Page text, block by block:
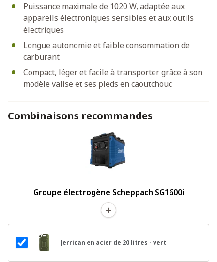
Puissance maximale de 1020 W, adaptée aux
appareils électroniques sensibles et aux outils
électriques
Longue autonomie et faible consommation de
carburant
Compact, léger et facile à transporter grâce à son
modèle valise et ses pieds en caoutchouc
Combinaisons recommandes
Groupe électrogène Scheppach SG1600i
Jerrican en acier de 20 litres - vert